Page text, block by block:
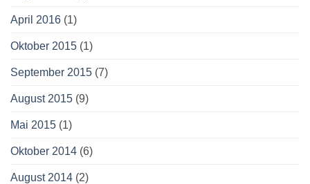
April 2016 (1)
Oktober 2015 (1)
September 2015 (7)
August 2015 (9)
Mai 2015 (1)
Oktober 2014 (6)
August 2014 (2)